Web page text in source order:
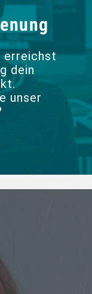
erreichst
dein
unser